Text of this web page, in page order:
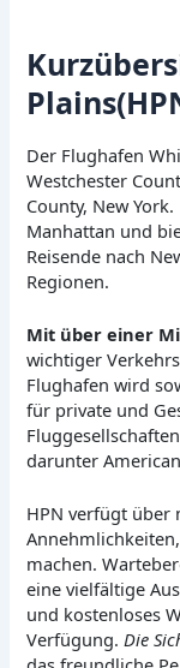
Der Flughafen
Westchester
County, New
Manhattan und
Reisende nach
Regionen.
Mit über einer
wichtiger
Flughafen wird
für private und
darunter
HPN verfügt über
machen.
eine vielfältige
und kostenloses
Verfügung.Die